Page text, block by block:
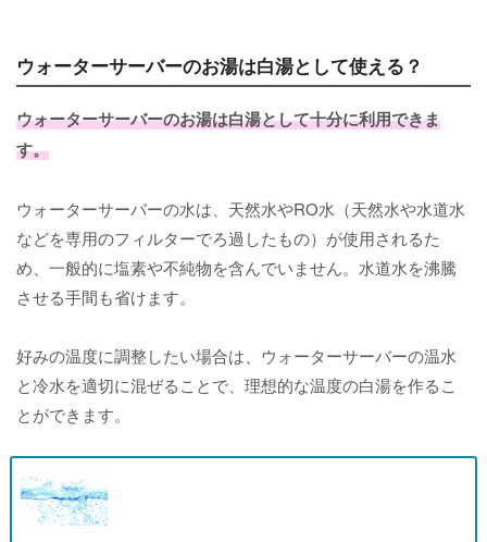
ウォーターサーバーのお湯は白湯として使える？
ウォーターサーバーのお湯は白湯として十分に利用できま
す。
ウォーターサーバーの水は、天然水やRO水（天然水や水道水
などを専用のフィルターでろ過したもの）が使用されるた
め、一般的に塩素や不純物を含んでいません。水道水を沸騰
させる手間も省けます。
好みの温度に調整したい場合は、ウォーターサーバーの温水
と冷水を適切に混ぜることで、理想的な温度の白湯を作るこ
とができます。